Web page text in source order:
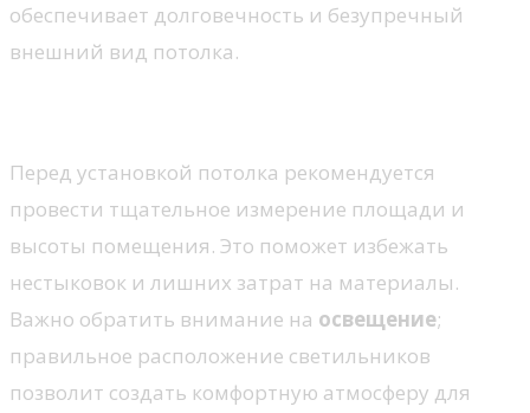
обеспечивает долговечность и безупречный
внешний вид потолка.
Перед установкой потолка рекомендуется
провести тщательное измерение площади и
высоты помещения. Это поможет избежать
нестыковок и лишних затрат на материалы.
Важно обратить внимание на освещение;
правильное расположение светильников
позволит создать комфортную атмосферу для